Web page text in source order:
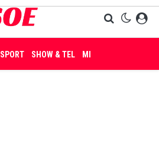
SPORT SHOW & TEL MISDAAD